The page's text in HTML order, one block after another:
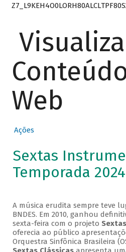
Web
Ações
Sextas
Temporada 2024
A música erudita sempre teve
BNDES. Em 2010, ganhou
sexta-feira com o projeto
oferecia ao público
Orquestra Sinfônica Brasileira